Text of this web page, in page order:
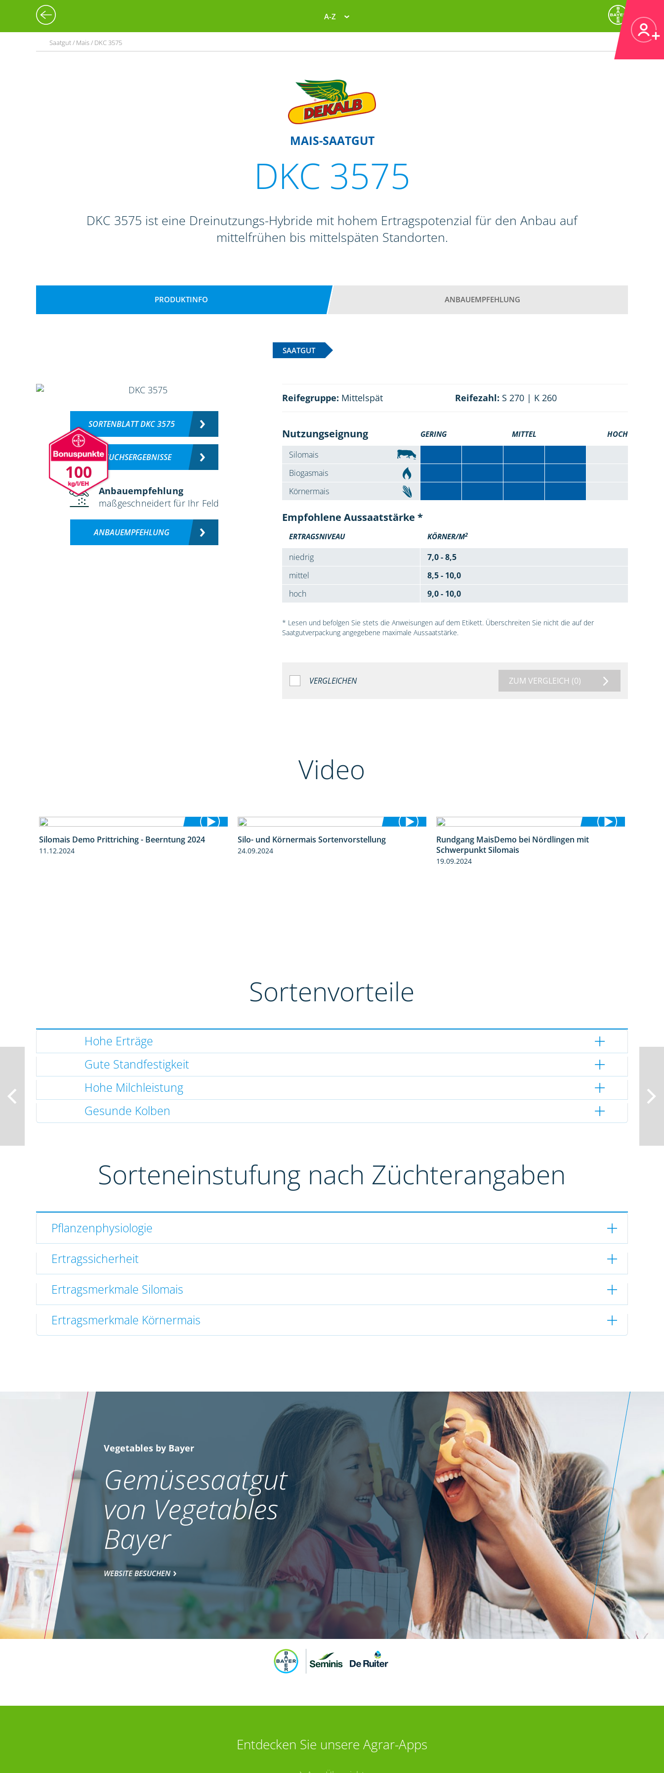
A-Z
Saatgut / Mais / DKC 3575
MAIS-SAATGUT
DKC 3575
DKC 3575 ist eine Dreinutzungs-Hybride mit hohem Ertragspotenzial für den Anbau auf
mittelfrühen bis mittelspäten Standorten.
PRODUKTINFO ANBAUEMPFEHLUNG
SAATGUT
100
SORTENBLATT DKC 3575
VERSUCHSERGEBNISSE
Anbauempfehlung
maßgeschneidert für Ihr Feld
ANBAUEMPFEHLUNG
Reifegruppe: Mittelspät Reifezahl: S 270 | K 260
Nutzungseignung GERING MITTEL HOCH
Silomais
Biogasmais
Körnermais
Empfohlene Aussaatstärke *
ERTRAGSNIVEAU KÖRNER/M2
niedrig
7,0 - 8,5
mittel
8,5 - 10,0
hoch
9,0 - 10,0
* Lesen und befolgen Sie stets die Anweisungen auf dem Etikett. Überschreiten Sie nicht die auf der
Saatgutverpackung angegebene maximale Aussaatstärke.
VERGLEICHEN ZUM VERGLEICH (0)
Video
12:28
Silomais Demo Prittriching - Beerntung 2024
11.12.2024
Silo- und Körnermais Sortenvorstellung
24.09.2024
Rundgang MaisDemo bei Nördlingen mit
Schwerpunkt Silomais
19.09.2024
Sortenvorteile
Hohe Erträge
Gute Standfestigkeit
Hohe Milchleistung
Gesunde Kolben
Sorteneinstufung nach Züchterangaben
Pflanzenphysiologie
Ertragssicherheit
Ertragsmerkmale Silomais
Ertragsmerkmale Körnermais
Vegetables by Bayer
Gemüsesaatgut
von Vegetables
Bayer
WEBSITE BESUCHEN
Entdecken Sie unsere Agrar-Apps